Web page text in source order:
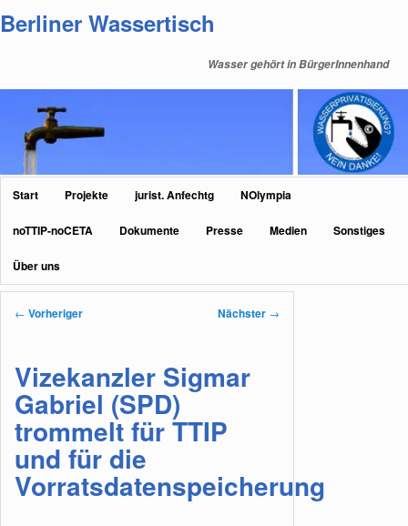
primären
Berliner Wassertisch
Wasser gehört in BürgerInnenhand
Hauptmenü
Start Projekte jurist. Anfechtg NOlympia
noTTIP-noCETA Dokumente Presse Medien Sonstiges
Über uns
Beitragsnavigation
← Vorheriger Nächster →
Vizekanzler Sigmar
Gabriel (SPD)
trommelt für TTIP
und für die
Vorratsdatenspeicherung